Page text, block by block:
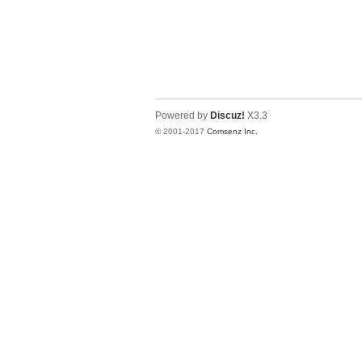
Powered by Discuz! X3.3
© 2001-2017 Comsenz Inc.